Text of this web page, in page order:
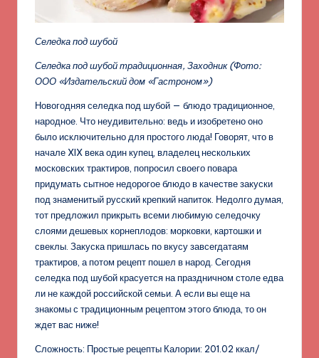
Селедка под шубой
Селедка под шубой традиционная, Заходник(Фото:
ООО «Издательский дом «Гастроном»)
Новогодняя селедка под шубой — блюдо традиционное,
народное. Что неудивительно: ведь и изобретено оно
было исключительно для простого люда! Говорят, что в
начале XIX века один купец, владелец нескольких
московских трактиров, попросил своего повара
придумать сытное недорогое блюдо в качестве закуски
под знаменитый русский крепкий напиток. Недолго думая,
тот предложил прикрыть всеми любимую селедочку
слоями дешевых корнеплодов: морковки, картошки и
свеклы. Закуска пришлась по вкусу завсегдатаям
трактиров, а потом рецепт пошел в народ. Сегодня
селедка под шубой красуется на праздничном столе едва
ли не каждой российской семьи. А если вы еще на
знакомы с традиционным рецептом этого блюда, то он
ждет вас ниже!
Сложность: Простые рецепты Калории: 201.02 ккал/